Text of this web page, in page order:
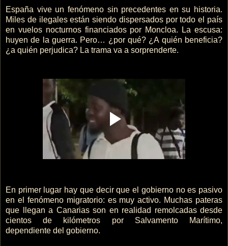
España vive un fenómeno sin precedentes en su historia.
Miles de ilegales están siendo dispersados por todo el país
en vuelos nocturnos financiados por Moncloa. La escusa:
huyen de la guerra. Pero… ¿por qué? ¿A quién beneficia?
¿a quién perjudica? La trama va a sorprenderte.
En primer lugar hay que decir que el gobierno no es pasivo
en el fenómeno migratorio: es muy activo. Muchas pateras
que llegan a Canarias son en realidad remolcadas desde
cientos de kilómetros por Salvamento Marítimo,
dependiente del gobierno.